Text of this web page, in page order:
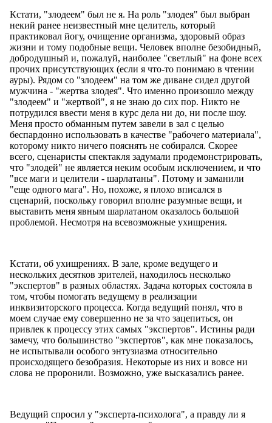
Кстати, "злодеем" был не я. На роль "злодея" был выбран
некий ранее неизвестный мне целитель, который
практиковал йогу, очищение организма, здоровый образ
жизни и тому подобные вещи. Человек вполне безобидный,
добродушный и, пожалуй, наиболее "светлый" на фоне всех
прочих присутствующих (если я что-то понимаю в чтении
ауры). Рядом со "злодеем" на том же диване сидел другой
мужчина - "жертва злодея". Что именно произошло между
"злодеем" и "жертвой", я не знаю до сих пор. Никто не
потрудился ввести меня в курс дела ни до, ни после шоу.
Меня просто обманным путем завели в зал с целью
беспардонно использовать в качестве "рабочего материала",
которому никто ничего пояснять не собирался. Скорее
всего, сценаристы спектакля задумали продемонстрировать,
что "злодей" не является неким особым исключением, и что
"все маги и целители - шарлатаны". Потому и заманили
"еще одного мага". Но, похоже, я плохо вписался в
сценарий, поскольку говорил вполне разумные вещи, и
выставить меня явным шарлатаном оказалось большой
проблемой. Несмотря на всевозможные ухищрения.
Кстати, об ухищрениях. В зале, кроме ведущего и
нескольких десятков зрителей, находилось несколько
"экспертов" в разных областях. Задача которых состояла в
том, чтобы помогать ведущему в реализации
инквизиторского процесса. Когда ведущий понял, что в
моем случае ему совершенно не за что зацепиться, он
привлек к процессу этих самых "экспертов". Истины ради
замечу, что большинство "экспертов", как мне показалось,
не испытывали особого энтузиазма относительно
происходящего безобразия. Некоторые из них и вовсе ни
слова не проронили. Возможно, уже высказались ранее.
Ведущий спросил у "эксперта-психолога", а правду ли я